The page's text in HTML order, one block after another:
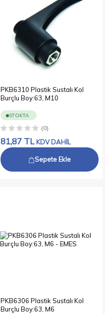
PKB6310 Plastik Sustalı Kol
Burçlu Boy:63, M10
STOKTA
(0)
81,87 TL KDV DAHİL
Sepete Ekle
PKB6306 Plastik Sustalı Kol
Burçlu Boy:63, M6